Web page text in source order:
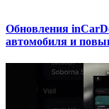
Обновления
автомобиля и